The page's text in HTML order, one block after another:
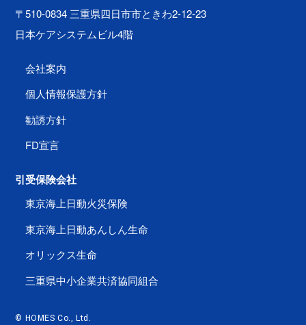
〒510-0834 三重県四日市市ときわ2-12-23
日本ケアシステムビル4階
会社案内
個人情報保護方針
勧誘方針
FD宣言
引受保険会社
東京海上日動火災保険
東京海上日動あんしん生命
オリックス生命
三重県中小企業共済協同組合
© HOMES Co., Ltd.